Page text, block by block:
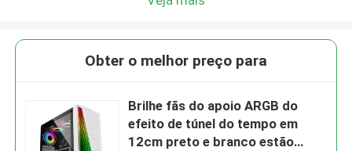
Obter o melhor preço para
Brilhe fãs do apoio ARGB do
efeito de túnel do tempo em
12cm preto e branco estão